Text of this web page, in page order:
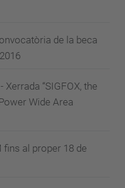
de la beca
“SIGFOX, the
Wide Area
al proper 18 de